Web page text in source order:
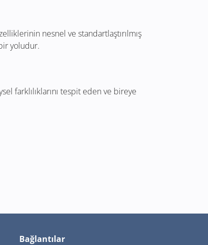
nesnel ve standartlaştırılmış
yoludur.
farklılıklarını tespit eden ve bireye
Bağlantılar